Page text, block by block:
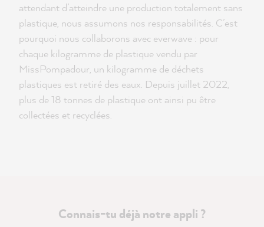
attendant d’atteindre une production totalement sans
plastique, nous assumons nos responsabilités. C’est
pourquoi nous collaborons avec everwave : pour
chaque kilogramme de plastique vendu par
MissPompadour, un kilogramme de déchets
plastiques est retiré des eaux. Depuis juillet 2022,
plus de 18 tonnes de plastique ont ainsi pu être
collectées et recyclées.
Connais-tu déjà notre appli ?